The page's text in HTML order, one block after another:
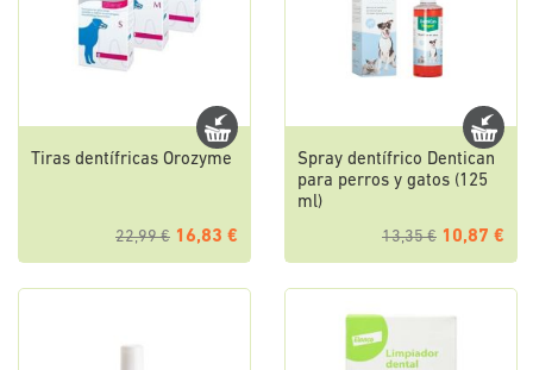
Tiras dentífricas Orozyme
22,99 € 16,83 €
Spray dentífrico Dentican
para perros y gatos (125
ml)
13,35 € 10,87 €